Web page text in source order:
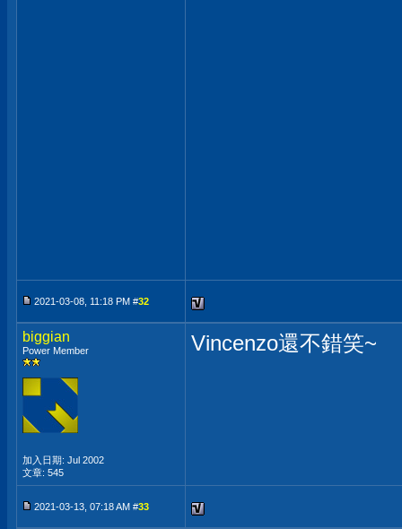
2021-03-08, 11:18 PM #32
biggian
Power Member
加入日期: Jul 2002
文章: 545
Vincenzo還不錯笑~
2021-03-13, 07:18 AM #33